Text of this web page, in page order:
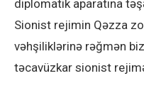
diplomatik aparatına
Sionist rejimin Qəzza
vəhşiliklərinə rəğmən
təcavüzkar sionist